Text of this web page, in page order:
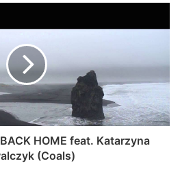
HOME feat. Katarzyna
(Coals)